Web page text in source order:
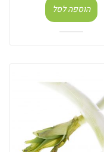
הוספה לסל